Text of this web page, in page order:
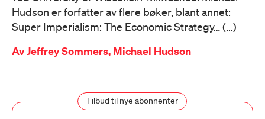
Hudson er forfatter av flere bøker, blant annet:
Super Imperialism: The Economic Strategy… (...)
AvJeffrey Sommers, Michael Hudson
Tilbud til nye abonnenter